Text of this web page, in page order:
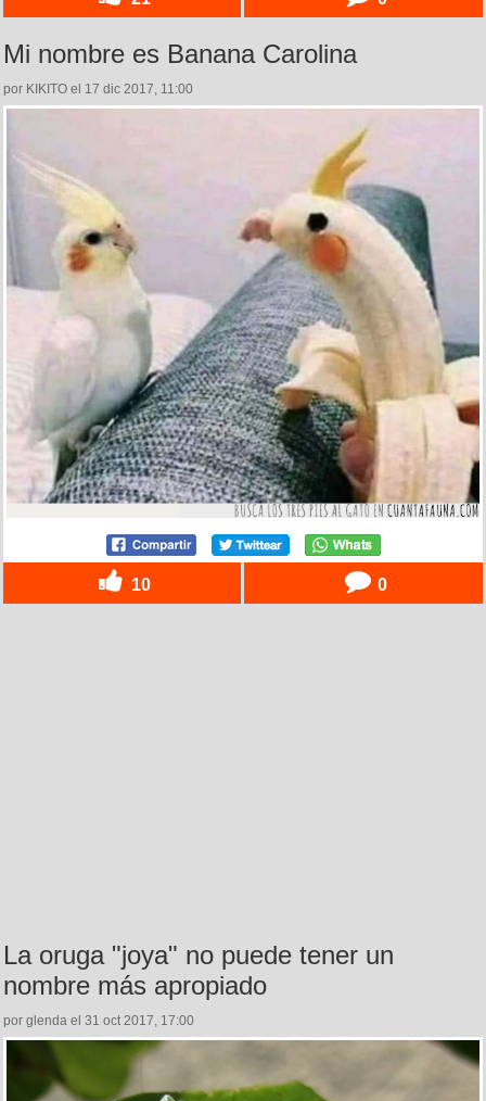
Mi nombre es Banana Carolina
por KIKITO el 17 dic 2017, 11:00
10 0
La oruga "joya" no puede tener un
nombre más apropiado
por glenda el 31 oct 2017, 17:00